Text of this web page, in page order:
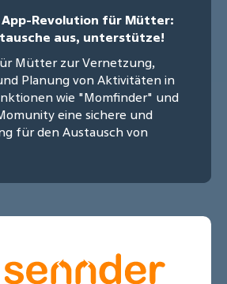
App-Revolution für Mütter:
aus, unterstütze!
Mütter zur Vernetzung,
Planung von Aktivitäten in
wie "Momfinder" und
eine sichere und
für den Austausch von